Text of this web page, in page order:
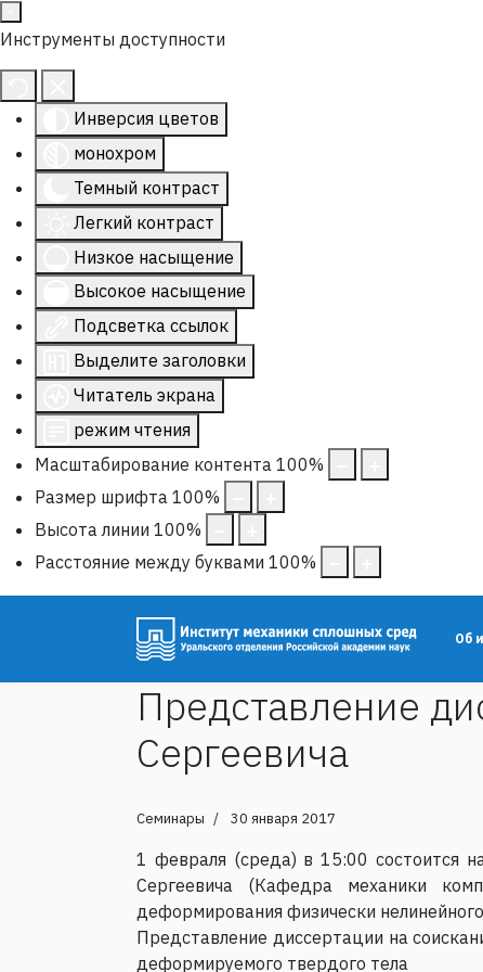
Инструменты доступности
Инверсия цветов
монохром
Темный контраст
Легкий контраст
Низкое насыщение
Высокое насыщение
Подсветка ссылок
Выделите заголовки
Читатель экрана
режим чтения
Масштабирование контента 100%
Размер шрифта 100%
Высота линии 100%
Расстояние между буквами 100%
Об
Представление
Сергеевича
Семинары 30 января 2017
1 февраля (среда) в 15:00 состоится
Сергеевича (Кафедра механики
деформирования физически
Представление диссертации на
деформируемого твердого тела